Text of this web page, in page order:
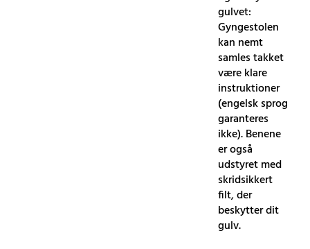
gulvet:
Gyngestolen
kan nemt
samles takket
være klare
instruktioner
(engelsk sprog
garanteres
ikke). Benene
er også
udstyret med
skridsikkert
filt, der
beskytter dit
gulv.